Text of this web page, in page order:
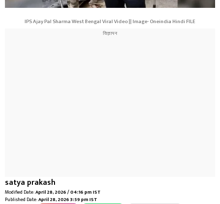
IPS Ajay Pal Sharma West Bengal Viral Video || Image- Oneindia Hindi FILE
satya prakash
Modified Date:April 28, 2026 / 04:16 pm IST
Published Date:April 28, 2026 3:59 pm IST